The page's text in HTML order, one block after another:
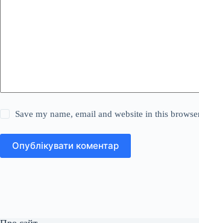
Save my name, email and website in this
Опублікувати коментар